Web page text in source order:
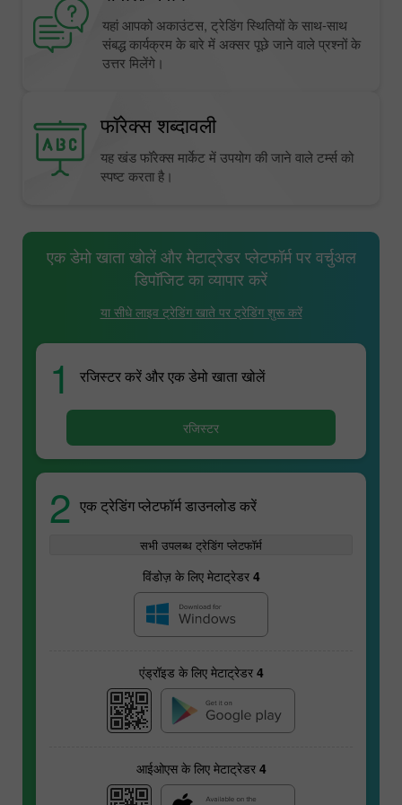
यहां आपको अकाउंटस, ट्रेडिंग स्थितियों के साथ-साथ
संबद्ध कार्यक्रम के बारे में अक्सर पूछे जाने वाले प्रश्नों के
उत्तर मिलेंगे।
फॉरेक्स शब्दावली
यह खंड फॉरेक्स मार्केट में उपयोग की जाने वाले टर्म्स को
स्पष्ट करता है।
एक डेमो खाता खोलें और मेटाट्रेडर प्लेटफॉर्म पर वर्चुअल
डिपॉजिट का व्यापार करें
या सीधे लाइव ट्रेडिंग खाते पर ट्रेडिंग शुरू करें
1 रजिस्टर करें और एक डेमो खाता खोलें
रजिस्टर
2 एक ट्रेडिंग प्लेटफॉर्म डाउनलोड करें
सभी उपलब्ध ट्रेडिंग प्लेटफॉर्म
विंडोज़ के लिए मेटाट्रेडर 4
एंड्रॉइड के लिए मेटाट्रेडर 4
आईओएस के लिए मेटाट्रेडर 4